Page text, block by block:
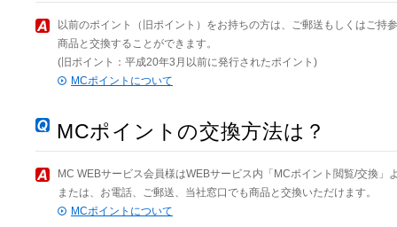
以前のポイント（旧ポイント）をお持ちの方は、ご郵送もしくはご持
商品と交換することができます。
(旧ポイント：平成20年3月以前に発行されたポイント)
MCポイントについて
MCポイントの交換方法は？
MC WEBサービス会員様はWEBサービス内「MCポイント閲覧/交換」
または、お電話、ご郵送、当社窓口でも商品と交換いただけます。
MCポイントについて